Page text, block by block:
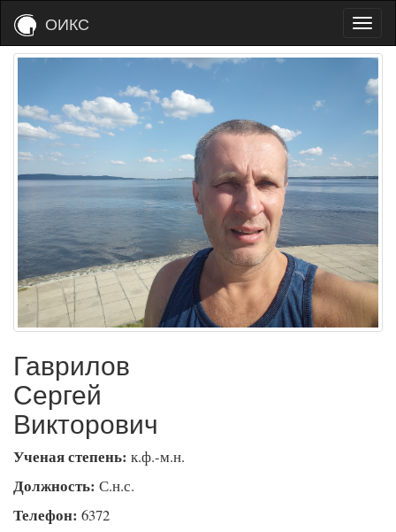
ОИКС
Гаврилов
Сергей
Викторович
Ученая степень: к.ф.-м.н.
Должность: С.н.с.
Телефон: 6372